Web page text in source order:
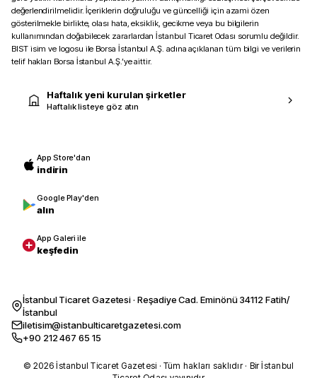
değerlendirilmelidir. İçeriklerin doğruluğu ve güncelliği için azami özen
gösterilmekle birlikte, olası hata, eksiklik, gecikme veya bu bilgilerin
kullanımından doğabilecek zararlardan İstanbul Ticaret Odası sorumlu değildir.
BIST isim ve logosu ile Borsa İstanbul A.Ş. adına açıklanan tüm bilgi ve verilerin
telif hakları Borsa İstanbul A.Ş.’ye aittir.
Haftalık yeni kurulan şirketler
Haftalık listeye göz atın
App Store'dan
indirin
Google Play'den
alın
App Galeri ile
keşfedin
İstanbul Ticaret Gazetesi · Reşadiye Cad. Eminönü 34112 Fatih/
İstanbul
iletisim@istanbulticaretgazetesi.com
+90 212 467 65 15
© 2026 İstanbul Ticaret Gazetesi · Tüm hakları saklıdır · Bir İstanbul